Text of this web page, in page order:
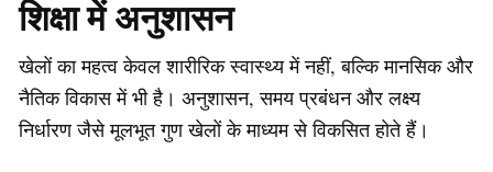
शिक्षा में अनुशासन
खेलों का महत्व केवल शारीरिक स्वास्थ्य में नहीं, बल्कि मानसिक और
नैतिक विकास में भी है। अनुशासन, समय प्रबंधन और लक्ष्य
निर्धारण जैसे मूलभूत गुण खेलों के माध्यम से विकसित होते हैं।